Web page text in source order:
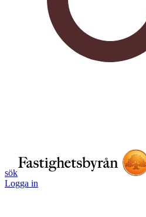
sök
Logga in